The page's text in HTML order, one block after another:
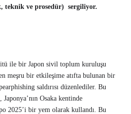
teknik ve prosedür) sergiliyor.
ile bir Japon sivil toplum kuruluşu
meşru bir etkileşime atıfta bulunan bir
saldırısı düzenlediler. Bu
Japonya’nın Osaka kentinde
2025’i bir yem olarak kullandı. Bu